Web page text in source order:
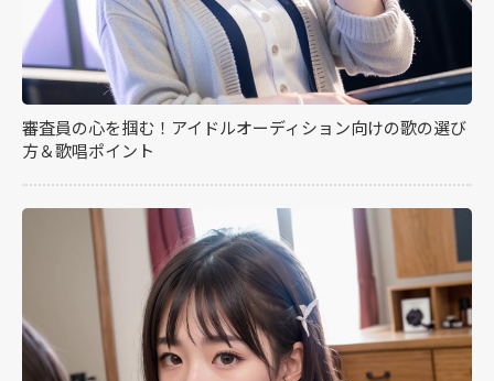
審査員の心を掴む！アイドルオーディション向けの歌の選び
方＆歌唱ポイント